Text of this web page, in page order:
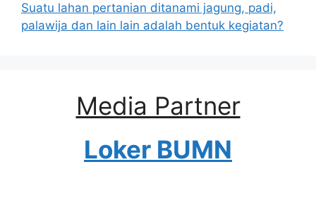
Suatu lahan pertanian ditanami jagung, padi,
palawija dan lain lain adalah bentuk kegiatan?
Media Partner
Loker BUMN